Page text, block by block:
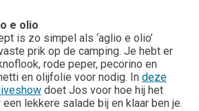
e olio
is zo simpel als ‘aglio e olio’
prik op de camping. Je hebt er
rode peper, pecorino en
en olijfolie voor nodig. In deze
doet Jos voor hoe hij het
een lekkere salade bij en klaar ben je.